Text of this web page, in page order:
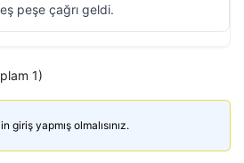
peşe çağrı geldi.
1)
giriş yapmış olmalısınız.